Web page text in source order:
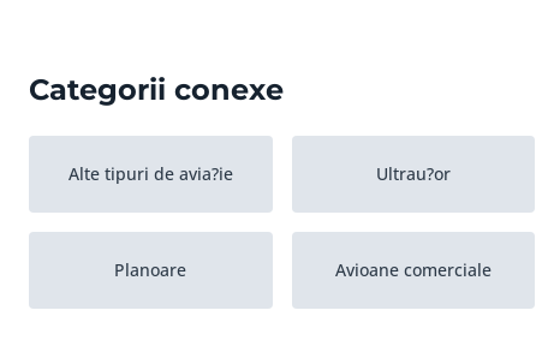
Categorii conexe
Alte tipuri de avia?ie Ultrau?or
Planoare Avioane comerciale